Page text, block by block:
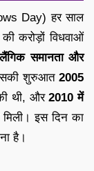
Day) हर साल
करोड़ों विधवाओं
लैंगिक समानता और
शुरुआत 2005
थी, और2010 में
मिली। इस दिन का
है।